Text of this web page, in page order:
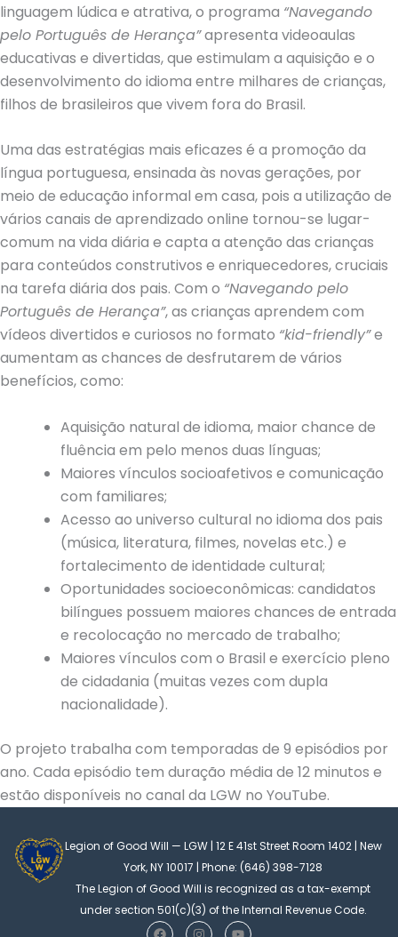
linguagem lúdica e atrativa, o programa “Navegando
pelo Português de Herança”apresenta videoaulas
educativas e divertidas, que estimulam a aquisição e o
desenvolvimento do idioma entre milhares de crianças,
filhos de brasileiros que vivem fora do Brasil.
Uma das estratégias mais eficazes é a promoção da
língua portuguesa, ensinada às novas gerações, por
meio de educação informal em casa, pois a utilização de
vários canais de aprendizado online tornou-se lugar-
comum na vida diária e capta a atenção das crianças
para conteúdos construtivos e enriquecedores, cruciais
na tarefa diária dos pais. Com o “Navegando pelo
Português de Herança”, as crianças aprendem com
vídeos divertidos e curiosos no formato “kid-friendly”e
aumentam as chances de desfrutarem de vários
benefícios, como:
Aquisição natural de idioma, maior chance de
fluência em pelo menos duas línguas;
Maiores vínculos socioafetivos e comunicação
com familiares;
Acesso ao universo cultural no idioma dos pais
(música, literatura, filmes, novelas etc.) e
fortalecimento de identidade cultural;
Oportunidades socioeconômicas: candidatos
bilíngues possuem maiores chances de entrada
e recolocação no mercado de trabalho;
Maiores vínculos com o Brasil e exercício pleno
de cidadania (muitas vezes com dupla
nacionalidade).
O projeto trabalha com temporadas de 9 episódios por
ano. Cada episódio tem duração média de 12 minutos e
estão disponíveis no canal da LGW no YouTube.
Legion of Good Will — LGW | 12 E 41st Street Room 1402 | New
York, NY 10017 | Phone: (646) 398-7128
The Legion of Good Will is recognized as a tax-exempt
under section 501(c)(3) of the Internal Revenue Code.
F
I
Y